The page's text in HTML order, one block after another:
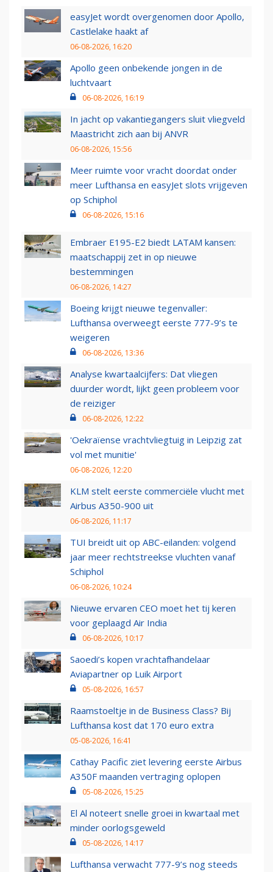
easyJet wordt overgenomen door Apollo,
Castlelake haakt af
06-08-2026, 16:20
Apollo geen onbekende jongen in de
luchtvaart
06-08-2026, 16:19
In jacht op vakantiegangers sluit vliegveld
Maastricht zich aan bij ANVR
06-08-2026, 15:56
Meer ruimte voor vracht doordat onder
meer Lufthansa en easyJet slots vrijgeven
op Schiphol
06-08-2026, 15:16
Embraer E195-E2 biedt LATAM kansen:
maatschappij zet in op nieuwe
bestemmingen
06-08-2026, 14:27
Boeing krijgt nieuwe tegenvaller:
Lufthansa overweegt eerste 777-9’s te
weigeren
06-08-2026, 13:36
Analyse kwartaalcijfers: Dat vliegen
duurder wordt, lijkt geen probleem voor
de reiziger
06-08-2026, 12:22
'Oekraïense vrachtvliegtuig in Leipzig zat
vol met munitie'
06-08-2026, 12:20
KLM stelt eerste commerciële vlucht met
Airbus A350-900 uit
06-08-2026, 11:17
TUI breidt uit op ABC-eilanden: volgend
jaar meer rechtstreekse vluchten vanaf
Schiphol
06-08-2026, 10:24
Nieuwe ervaren CEO moet het tij keren
voor geplaagd Air India
06-08-2026, 10:17
Saoedi’s kopen vrachtafhandelaar
Aviapartner op Luik Airport
05-08-2026, 16:57
Raamstoeltje in de Business Class? Bij
Lufthansa kost dat 170 euro extra
05-08-2026, 16:41
Cathay Pacific ziet levering eerste Airbus
A350F maanden vertraging oplopen
05-08-2026, 15:25
El Al noteert snelle groei in kwartaal met
minder oorlogsgeweld
05-08-2026, 14:17
Lufthansa verwacht 777-9’s nog steeds